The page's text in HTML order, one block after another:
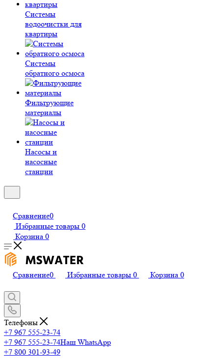
Системы
водоочистки для
квартиры
Системы
обратного осмоса
Фильтрующие
материалы
Насосы и
насосные
станции
Сравнение0
Избранные товары 0
Корзина 0
Сравнение0 Избранные товары 0 Корзина 0
Телефоны
+7 967 555-23-74
+7 967 555-23-74Наш WhatsApp
+7 800 301-93-49